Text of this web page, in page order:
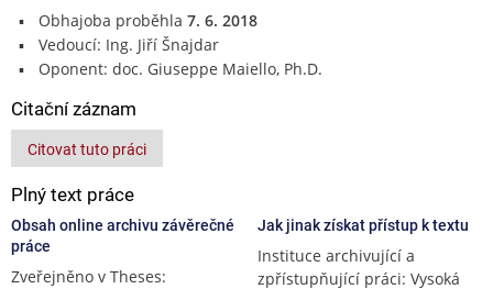
Obhajoba proběhla 7. 6. 2018
Vedoucí: Ing. Jiří Šnajdar
Oponent: doc. Giuseppe Maiello, Ph.D.
Citační záznam
Citovat tuto práci
Plný text práce
Obsah online archivu závěrečné
práce
Zveřejněno v Theses:
Jak jinak získat přístup k textu
Instituce archivující a
zpřístupňující práci: Vysoká